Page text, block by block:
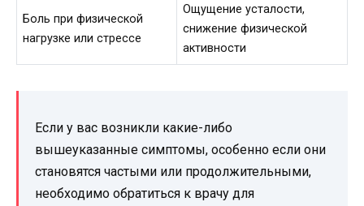
Боль при физической
нагрузке или стрессе
Ощущение усталости,
снижение физической
активности
Если у вас возникли какие-либо
вышеуказанные симптомы, особенно если они
становятся частыми или продолжительными,
необходимо обратиться к врачу для